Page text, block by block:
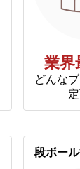
業界
どんな
段ボー